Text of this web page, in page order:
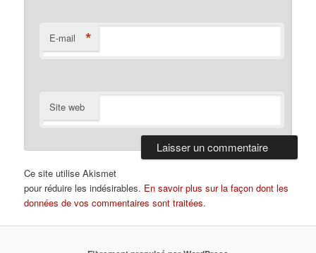
E-mail *
Site web
Ce site utilise Akismet
pour réduire les indésirables. En savoir plus sur la façon dont les
données de vos commentaires sont traitées.